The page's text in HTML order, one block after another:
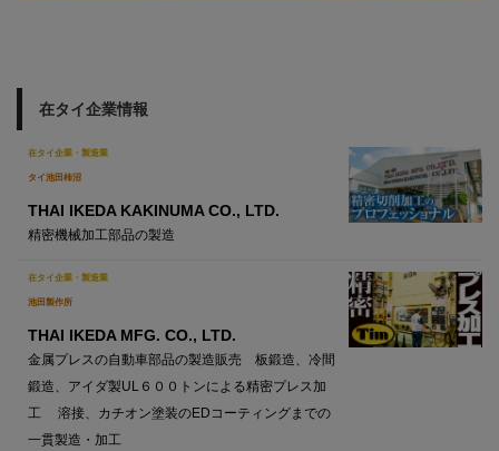
在タイ企業情報
在タイ企業・製造業
タイ池田柿沼
THAI IKEDA KAKINUMA CO., LTD.
精密機械加工部品の製造
在タイ企業・製造業
池田製作所
THAI IKEDA MFG. CO., LTD.
金属プレスの自動車部品の製造販売 板鍛造、冷間
鍛造、アイダ製UL６００トンによる精密プレス加
工 溶接、カチオン塗装のEDコーティングまでの
一貫製造・加工